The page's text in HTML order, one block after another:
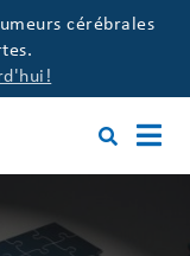
cérébrales